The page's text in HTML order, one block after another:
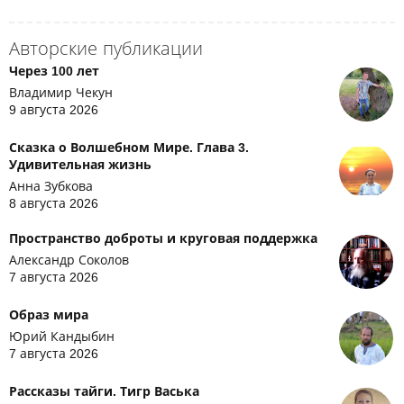
Авторские публикации
Через 100 лет
Владимир Чекун
9 августа 2026
Сказка о Волшебном Мире. Глава 3.
Удивительная жизнь
Анна Зубкова
8 августа 2026
Пространство доброты и круговая поддержка
Александр Соколов
7 августа 2026
Образ мира
Юрий Кандыбин
7 августа 2026
Рассказы тайги. Тигр Васька